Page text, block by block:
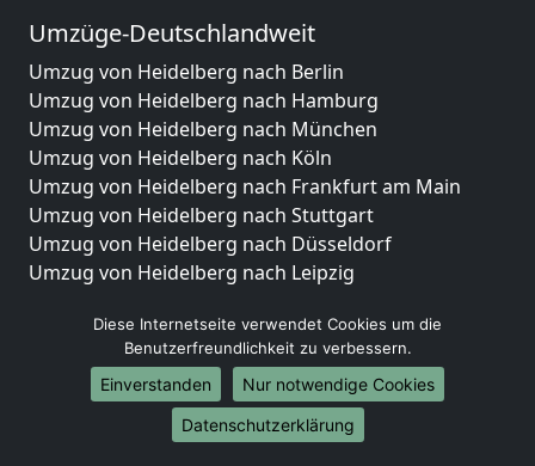
Umzüge-Deutschlandweit
Umzug von Heidelberg nach Berlin
Umzug von Heidelberg nach Hamburg
Umzug von Heidelberg nach München
Umzug von Heidelberg nach Köln
Umzug von Heidelberg nach Frankfurt am Main
Umzug von Heidelberg nach Stuttgart
Umzug von Heidelberg nach Düsseldorf
Umzug von Heidelberg nach Leipzig
Umzug von Heidelberg nach Essen
Umzug von Heidelberg nach Bremen
Umzug von Heidelberg nach Dresden
Umzug von Heidelberg nach Hannover
Umzug von Heidelberg nach Nürnberg
Diese Internetseite verwendet Cookies um die
Benutzerfreundlichkeit zu verbessern.
Einverstanden
Nur notwendige Cookies
Datenschutzerklärung